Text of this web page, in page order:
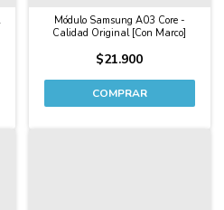
Módulo Samsung A03 Core -
Calidad Original [Con Marco]
$21.900